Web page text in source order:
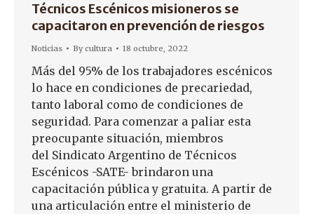
Técnicos Escénicos misioneros se
capacitaron en prevención de riesgos
Noticias Bycultura 18 octubre, 2022
Más del 95% de los trabajadores escénicos
lo hace en condiciones de precariedad,
tanto laboral como de condiciones de
seguridad. Para comenzar a paliar esta
preocupante situación, miembros
del Sindicato Argentino de Técnicos
Escénicos -SATE- brindaron una
capacitación pública y gratuita. A partir de
una articulación entre el ministerio de